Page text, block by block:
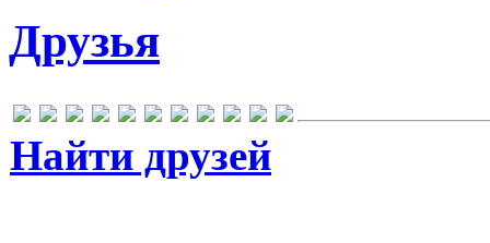
Друзья
Найти друзей